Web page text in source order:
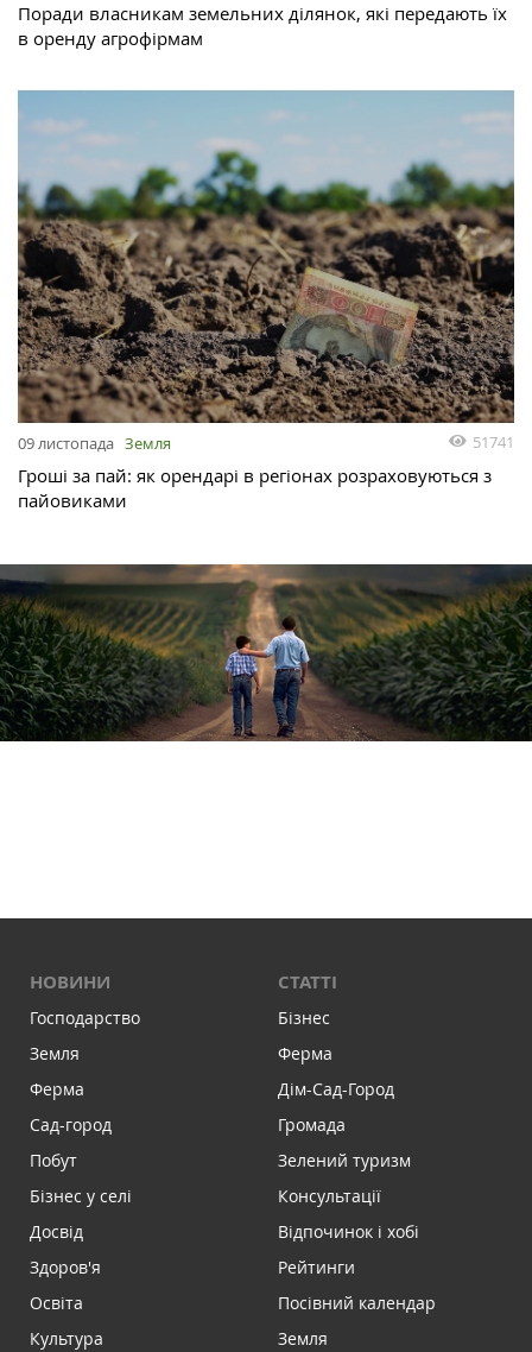
Поради власникам земельних ділянок, які передають їх
в оренду агрофірмам
09 листопада Земля 51741
Гроші за пай: як орендарі в регіонах розраховуються з
пайовиками
НОВИНИ
Господарство
Земля
Ферма
Сад-город
Побут
Бізнес у селі
Досвід
Здоров'я
Освіта
Культура
СТАТТІ
Бізнес
Ферма
Дім-Сад-Город
Громада
Зелений туризм
Консультації
Відпочинок і хобі
Рейтинги
Посівний календар
Земля